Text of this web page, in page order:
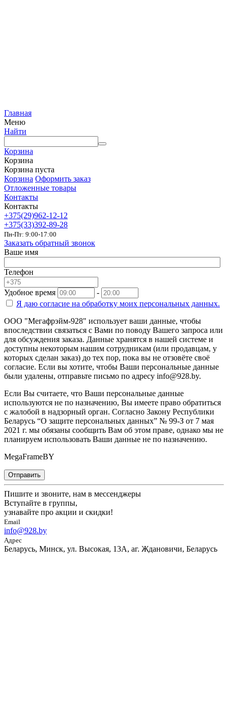
Главная
Меню
Найти
Корзина
Корзина
Корзина пуста
Корзина Оформить заказ
Отложенные товары
Контакты
Контакты
+375(29)962-12-12
+375(33)392-89-28
Пн-Пт: 9:00-17:00
Заказать обратный звонок
Ваше имя
Телефон
Удобное время
-
Я даю согласие на обработку моих персональных данных.
ООО "Мегафрэйм-928" использует ваши данные, чтобы
впоследствии связаться с Вами по поводу Вашего запроса или
для обсуждения заказа. Данные хранятся в нашей системе и
доступны некоторым нашим сотрудникам (или продавцам, у
которых сделан заказ) до тех пор, пока вы не отзовёте своё
согласие. Если вы хотите, чтобы Ваши персональные данные
были удалены, отправьте письмо по адресу info@928.by.
Если Вы считаете, что Ваши персональные данные
используются не по назначению, Вы имеете право обратиться
с жалобой в надзорный орган. Согласно Закону Республики
Беларусь “О защите персональных данных” № 99-З от 7 мая
2021 г. мы обязаны сообщить Вам об этом праве, однако мы не
планируем использовать Ваши данные не по назначению.
MegaFrameBY
Отправить
Пишите и звоните, нам в мессенджеры
Вступайте в группы,
узнавайте про акции и скидки!
Email
info@928.by
Адрес
Беларусь, Минск, ул. Высокая, 13А, аг. Ждановичи, Беларусь